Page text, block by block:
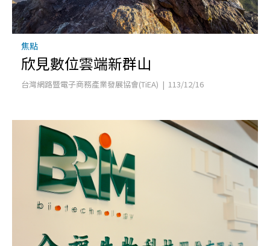
焦點
欣見數位雲端新群山
台灣網路暨電子商務產業發展協會(TiEA) | 113/12/16